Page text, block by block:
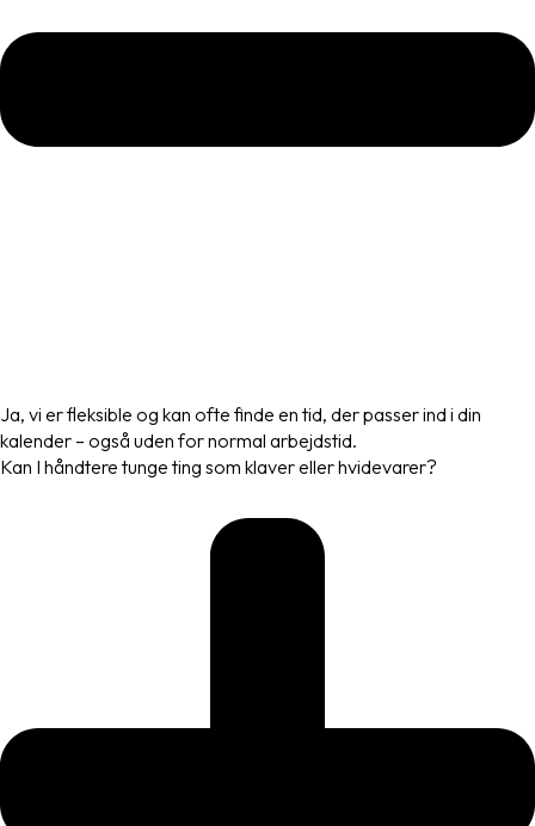
Ja, vi er fleksible og kan ofte finde en tid, der passer ind i din
kalender – også uden for normal arbejdstid.
Kan I håndtere tunge ting som klaver eller hvidevarer?